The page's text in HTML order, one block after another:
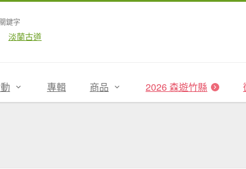
鍵字
淡蘭古道
專輯 商品 2026 森遊竹縣